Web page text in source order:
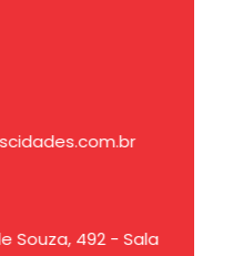
Souza, 492 - Sala